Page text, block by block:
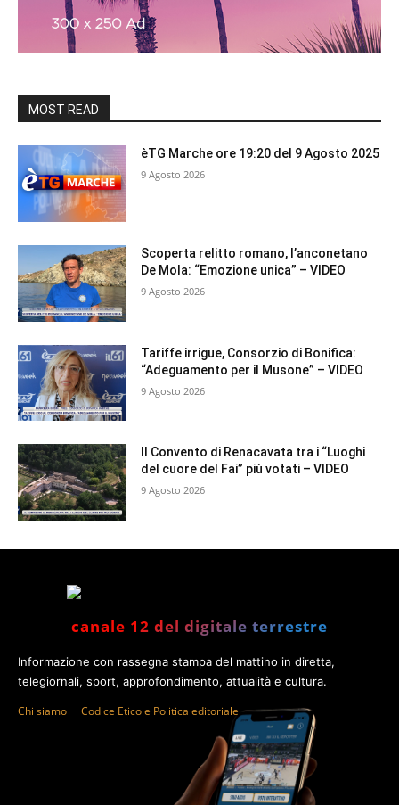
MOST READ
èTG Marche ore 19:20 del 9 Agosto 2025
9 Agosto 2026
Scoperta relitto romano, l’anconetano
De Mola: “Emozione unica” – VIDEO
9 Agosto 2026
Tariffe irrigue, Consorzio di Bonifica:
“Adeguamento per il Musone” – VIDEO
9 Agosto 2026
Il Convento di Renacavata tra i “Luoghi
del cuore del Fai” più votati – VIDEO
9 Agosto 2026
canale 12 del digitale terrestre
Informazione con rassegna stampa del mattino in diretta,
telegiornali, sport, approfondimento, attualità e cultura.
Chi siamo Codice Etico e Politica editoriale